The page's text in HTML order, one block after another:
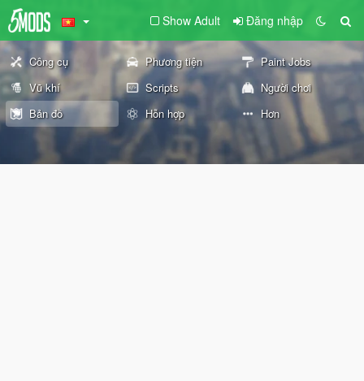
Show Adult Đăng nhập
Công cụ Phương tiện
Paint Jobs
Vũ khí
Scripts
Người chơi
Bản đồ
Hỗn hợp Hơn